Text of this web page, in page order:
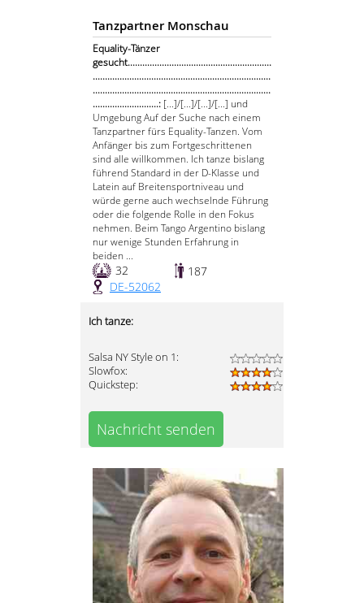
Tanzpartner Monschau
Equality-Tänzer
gesucht...........................................................
.........................................................................
.........................................................................
...........................: [...]/[...]/[...]/[...] und
Umgebung Auf der Suche nach einem
Tanzpartner fürs Equality-Tanzen. Vom
Anfänger bis zum Fortgeschrittenen
sind alle willkommen. Ich tanze bislang
führend Standard in der D-Klasse und
Latein auf Breitensportniveau und
würde gerne auch wechselnde Führung
oder die folgende Rolle in den Fokus
nehmen. Beim Tango Argentino bislang
nur wenige Stunden Erfahrung in
beiden ...
32
187
DE-52062
Ich tanze:
Salsa NY Style on 1:
Slowfox:
Quickstep:
Nachricht senden